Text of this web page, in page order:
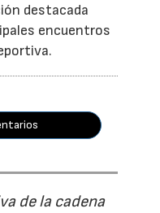
destacada
encuentros
de la cadena